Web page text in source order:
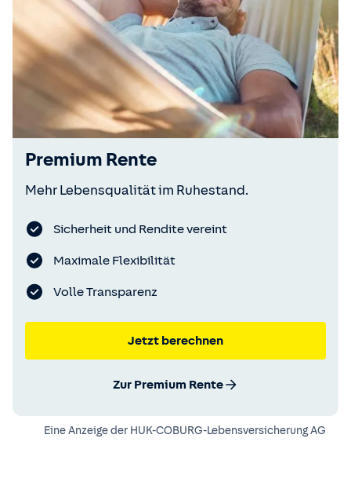
Premium Rente
Mehr Lebensqualität im Ruhestand.
Sicherheit und Rendite vereint
Maximale Flexibilität
Volle Transparenz
Jetzt berechnen
Zur Premium Rente
Eine Anzeige der HUK-COBURG-Lebensversicherung AG